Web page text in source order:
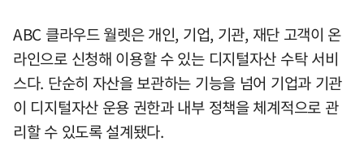
ABC 클라우드 월렛은 개인, 기업, 기관, 재단 고객이 온
라인으로 신청해 이용할 수 있는 디지털자산 수탁 서비
스다. 단순히 자산을 보관하는 기능을 넘어 기업과 기관
이 디지털자산 운용 권한과 내부 정책을 체계적으로 관
리할 수 있도록 설계됐다.